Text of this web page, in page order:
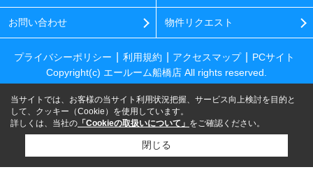
お問い合わせ 物件リクエスト
プライバシーポリシー 利用規約 アクセスマップ
PCサイト
Copyright(c) エールーム船橋店 All rights reserved.
当サイトでは、お客様の当サイト利用状況把握、サービス向上検討を目的と
して、クッキー（Cookie）を使用しています。
詳しくは、当社の 「Cookieの取扱いについて」 をご確認ください。
閉じる